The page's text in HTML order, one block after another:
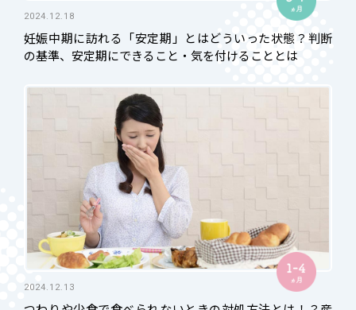
2024.12.18
妊娠中期に訪れる「安定期」とはどういった状態？判断
の基準、安定期にできること・気を付けることとは
2024.12.13